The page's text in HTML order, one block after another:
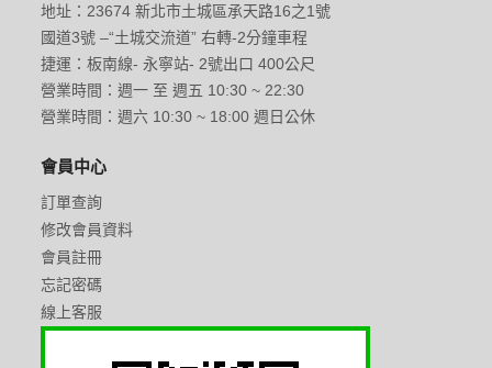
地址：23674 新北市土城區承天路16之1號
國道3號 –“土城交流道” 右轉-2分鐘車程
捷運：板南線- 永寧站- 2號出口 400公尺
營業時間：週一 至 週五 10:30 ~ 22:30
營業時間：週六 10:30 ~ 18:00 週日公休
會員中心
訂單查詢
修改會員資料
會員註冊
忘記密碼
線上客服